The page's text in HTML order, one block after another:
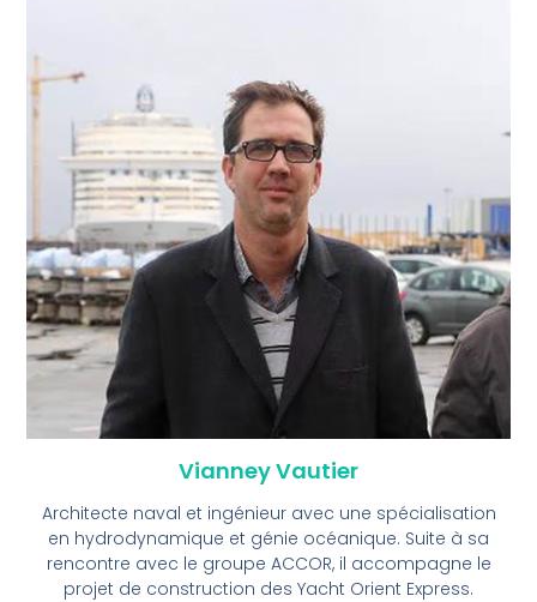
Vianney Vautier
Architecte naval et ingénieur avec une spécialisation
en hydrodynamique et génie océanique. Suite à sa
rencontre avec le groupe ACCOR, il accompagne le
projet de construction des Yacht Orient Express.